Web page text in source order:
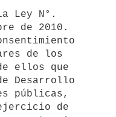
Ley N°.
de 2010.
de los
ellos que
Desarrollo
públicas,
de